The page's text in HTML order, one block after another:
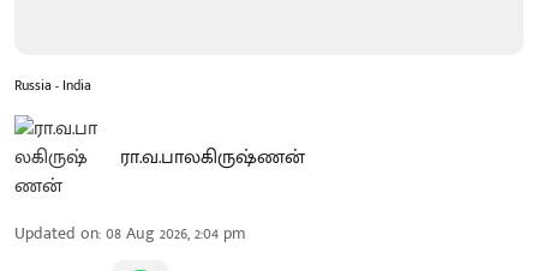
Russia - India
ரா.வ.பாலகிருஷ்ணன்
Updated on:08 Aug 2026, 2:04 pm